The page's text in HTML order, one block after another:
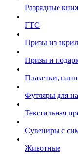
Разрядные
ГТО
Призы из
Призы и
Плакетки,
Футляры для
Текстильная
Сувениры с
Животные